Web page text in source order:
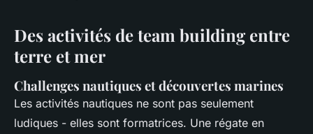
Des activités de team building entre
terre et mer
Challenges nautiques et découvertes marines
Les activités nautiques ne sont pas seulement
ludiques - elles sont formatrices. Une régate en